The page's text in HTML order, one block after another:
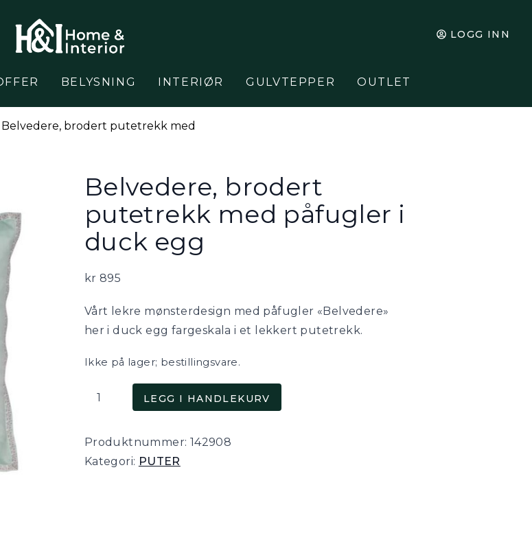
LOGG INN
BELYSNING INTERIØR GULVTEPPER OUTLET
Belvedere, brodert putetrekk med
Belvedere, brodert
putetrekk med påfugler i
duck egg
kr 895
Vårt lekre mønsterdesign med påfugler «Belvedere»
her i duck egg fargeskala i et lekkert putetrekk.
Ikke på lager; bestillingsvare.
Belvedere,
med
påfugler
LEGG I HANDLEKURV
Produktnummer: 142908
Kategori: PUTER